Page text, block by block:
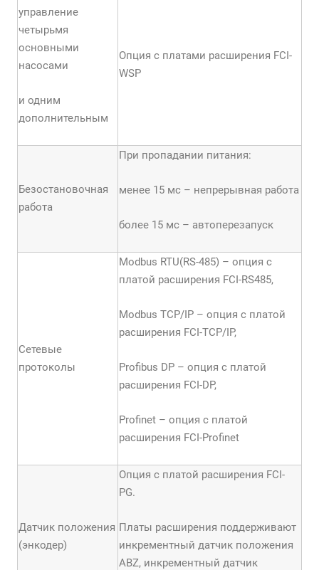
управление
четырьмя
основными
насосами
и одним
дополнительным
Опция с платами расширения FCI-
WSP
Безостановочная
работа
При пропадании питания:
менее 15 мс – непрерывная работа
более 15 мс – автоперезапуск
Сетевые
протоколы
Modbus RTU(RS-485) – опция с
платой расширения FCI-RS485,
Modbus TCP/IP – опция с платой
расширения FCI-TCP/IP,
Profibus DP – опция с платой
расширения FCI-DP,
Profinet – опция с платой
расширения FCI-Profinet
Датчик положения
(энкодер)
Опция с платой расширения FCI-
PG.
Платы расширения поддерживают
инкрементный датчик положения
АBZ, инкрементный датчик